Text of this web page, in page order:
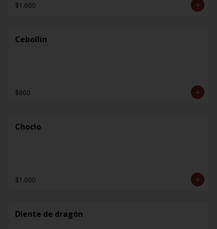
$1.600
Cebollin
$800
Choclo
$1.000
Diente de dragón